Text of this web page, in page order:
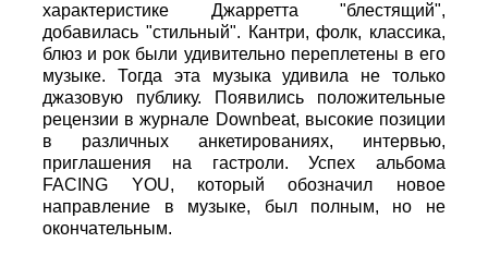
характеристике Джарретта "блестящий",
добавилась "стильный". Кантри, фолк, классика,
блюз и рок были удивительно переплетены в его
музыке. Тогда эта музыка удивила не только
джазовую публику. Появились положительные
рецензии в журнале Downbeat, высокие позиции
в различных анкетированиях, интервью,
приглашения на гастроли. Успех альбома
FACING YOU, который обозначил новое
направление в музыке, был полным, но не
окончательным.